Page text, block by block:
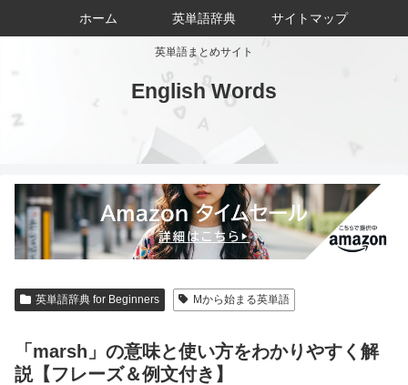
英単語まとめサイト
English Words
ホーム 英単語辞典 サイトマップ
英単語辞典 for Beginners Mから始まる英単語
「marsh」の意味と使い方をわかりやすく解
説【フレーズ＆例文付き】